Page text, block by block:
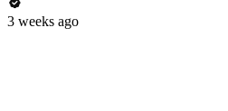
3 weeks ago